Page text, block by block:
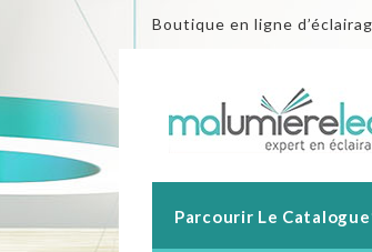
Boutique en ligne
Parcourir Le Catalogue